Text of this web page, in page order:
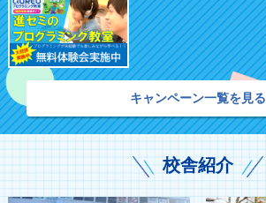
キャンペーン一覧を見る
校舎紹介